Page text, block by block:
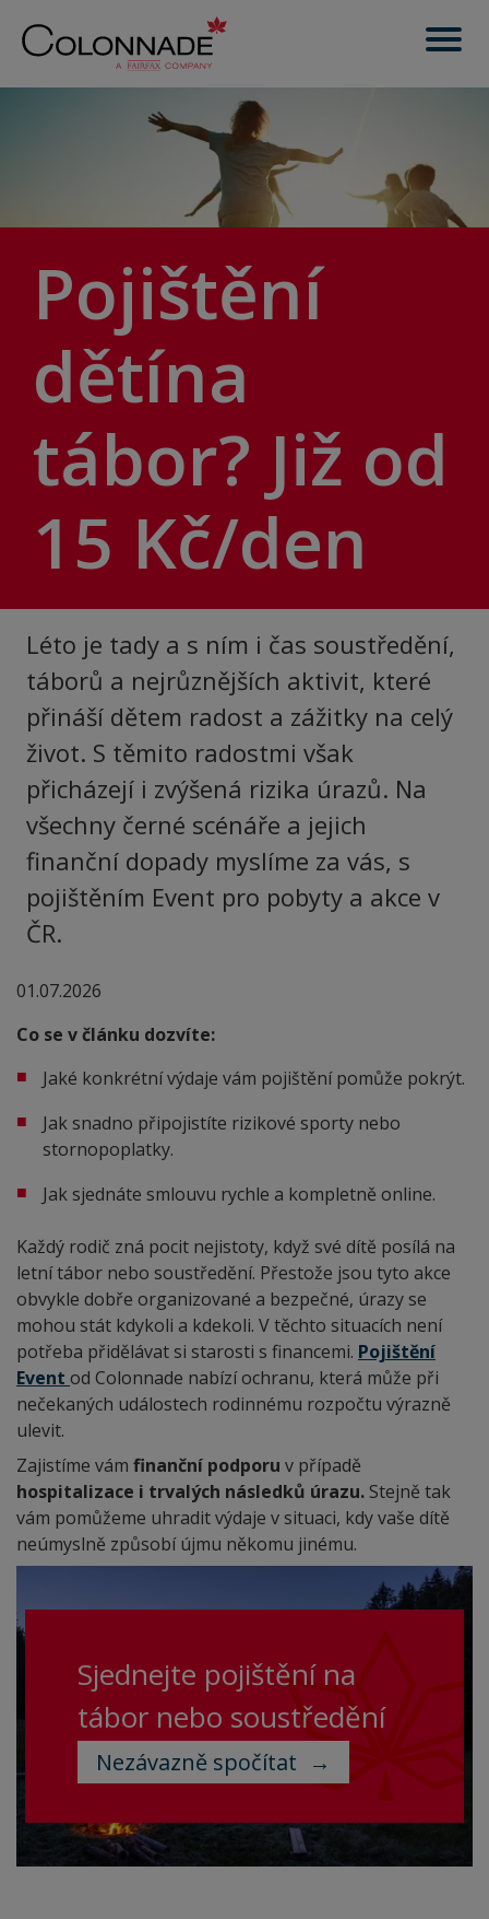
Pojištění
dětína
tábor? Již od
15 Kč/den
Léto je tady a s ním i čas soustředění,
táborů a nejrůznějších aktivit, které
přináší dětem radost a zážitky na celý
život. S těmito radostmi však
přicházejí i zvýšená rizika úrazů. Na
všechny černé scénáře a jejich
finanční dopady myslíme za vás, s
pojištěním Event pro pobyty a akce v
ČR.
01.07.2026
Co se v článku dozvíte:
Jaké konkrétní výdaje vám pojištění pomůže pokrýt.
Jak snadno připojistíte rizikové sporty nebo
stornopoplatky.
Jak sjednáte smlouvu rychle a kompletně online.
Každý rodič zná pocit nejistoty, když své dítě posílá na
letní tábor nebo soustředění. Přestože jsou tyto akce
obvykle dobře organizované a bezpečné, úrazy se
mohou stát kdykoli a kdekoli. V těchto situacích není
potřeba přidělávat si starosti s financemi. Pojištění
Event od Colonnade nabízí ochranu, která může při
nečekaných událostech rodinnému rozpočtu výrazně
ulevit.
Zajistíme vám finanční podporu v případě
hospitalizace i trvalých následků úrazu. Stejně tak
vám pomůžeme uhradit výdaje v situaci, kdy vaše dítě
neúmyslně způsobí újmu někomu jinému.
Sjednejte pojištění na
tábor nebo soustředění
Nezávazně spočítat